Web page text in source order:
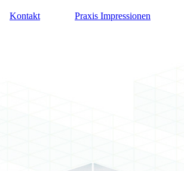
Kontakt Praxis Impressionen